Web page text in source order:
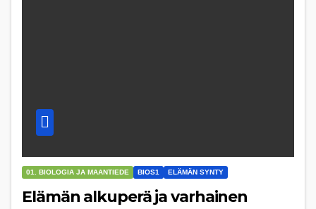
01. BIOLOGIA JA MAANTIEDE BIOS1 ELÄMÄN SYNTY
Elämän alkuperä ja varhainen